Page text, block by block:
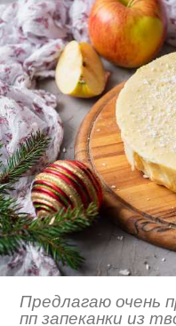
Предлагаю очень
пп запеканки из